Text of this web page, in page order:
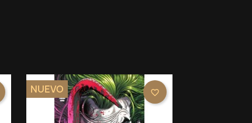
NUEVO favorite_border